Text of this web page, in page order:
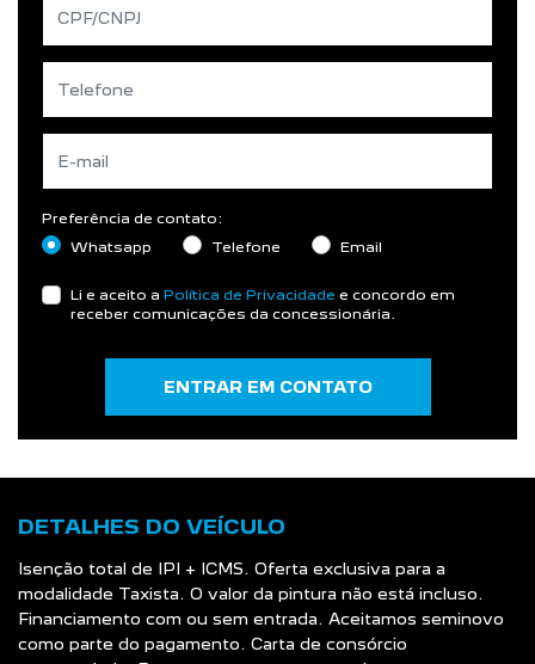
Preferência de contato:
Whatsapp
Telefone Email
Li e aceito a Política de Privacidade e concordo em
receber comunicações da concessionária.
ENTRAR EM CONTATO
DETALHES DO VEÍCULO
Isenção total de IPI + ICMS. Oferta exclusiva para a
modalidade Taxista. O valor da pintura não está incluso.
Financiamento com ou sem entrada. Aceitamos seminovo
como parte do pagamento. Carta de consórcio